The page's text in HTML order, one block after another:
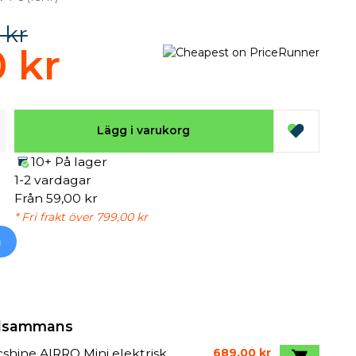
kr
kr
Lägg i varukorg
10+ På lager
1-2 vardagar
Från 59,00 kr
* Fri frakt över 799,00 kr
689,00 kr